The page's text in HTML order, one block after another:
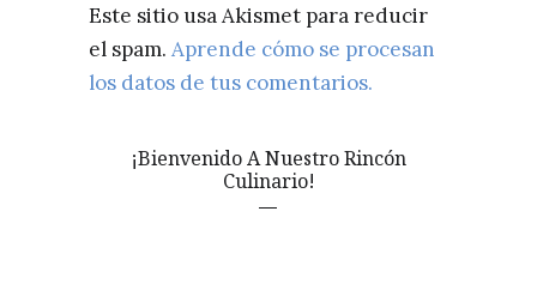
Este sitio usa Akismet para reducir
el spam. Aprende cómo se procesan
los datos de tus comentarios.
¡Bienvenido A Nuestro Rincón
Culinario!